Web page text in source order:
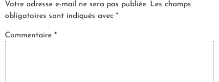
Votre adresse e-mail ne sera pas publiée. Les champs
obligatoires sont indiqués avec *
Commentaire *